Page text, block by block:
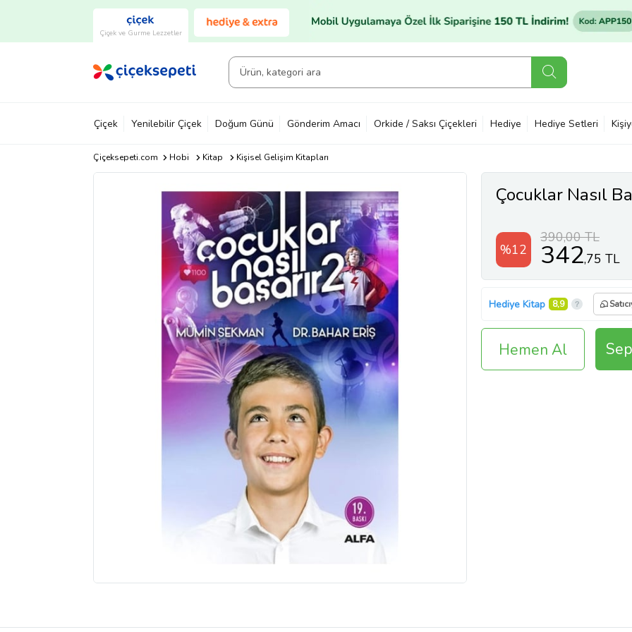
Çiçek ve Gurme Lezzetler
Çiçek Yenilebilir Çiçek Doğum Günü Gönderim Amacı Orkide / Saksı Çiçekleri Hediye Hediye Setleri
Çiçeksepeti.com Hobi Kitap Kişisel Gelişim Kitapları
Çocuklar Nasıl
%12
390,00 TL
342,75 TL
Hediye Kitap 8,9
Hemen Al